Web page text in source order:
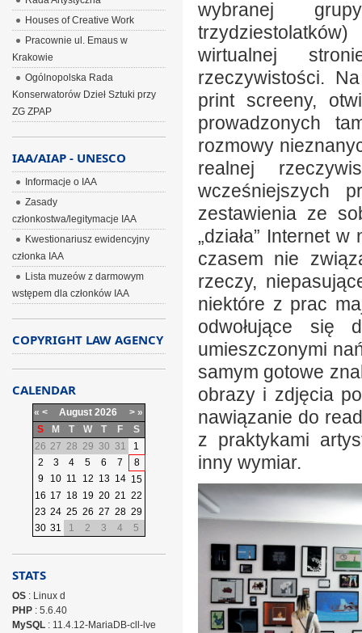
wybranej
wirtualnej
rzeczywistości.
print screeny,
prowadzonych
rozmowy
realnej
wcześniejszych
zestawienia ze
„działa” Internet
czasem nie
rzeczy,
niektóre z prac
odwołujące się
umieszczonymi
samym gotowe
obrazy i zdjęcia
nawiązanie do
z praktykami
inny wymiar.
Houses of Creative Work
Pracownie ul. Emaus w
Krakowie
Ogólnopolska Rada
Konserwatorów Dzieł Sztuki przy
ZG ZPAP
IAA/AIAP - UNESCO
Informacje o IAA
Zasady
członkostwa/legitymacje IAA
Kwestionariusz ewidencyjny
członka IAA
Lista muzeów z darmowym
wstępem dla członków IAA
COPYRIGHT LAW AGENCY
CALENDAR
« < August 2026 > »
S
M T W T F
S
26 27 28 29 30 31
1
2
3 4 5 6 7
8
9
10 11 12 13 14 15
16 17 18 19 20 21 22
23 24 25 26 27 28 29
30 31 1 2 3 4 5
STATS
OS: Linux d
PHP: 5.6.40
MySQL: 11.4.12-MariaDB-cll-lve